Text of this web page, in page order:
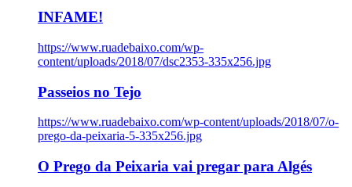
INFAME!
https://www.ruadebaixo.com/wp-
content/uploads/2018/07/dsc2353-335x256.jpg
Passeios no Tejo
https://www.ruadebaixo.com/wp-content/uploads/2018/07/o-
prego-da-peixaria-5-335x256.jpg
O Prego da Peixaria vai pregar para Algés